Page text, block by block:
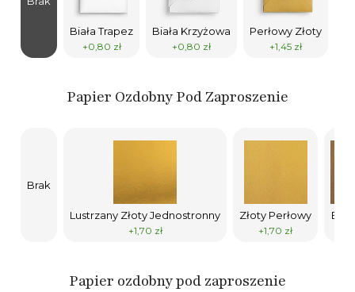
Biała Trapez
+0,80 zł
Biała Krzyżowa
+0,80 zł
Perłowy Złoty
+1,45 zł
Papier Ozdobny Pod Zaproszenie
Brak
Lustrzany Złoty Jednostronny
+1,70 zł
Złoty Perłowy
+1,70 zł
Papier ozdobny pod zaproszenie